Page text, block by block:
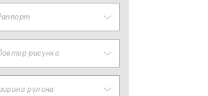
рисунка
рулона